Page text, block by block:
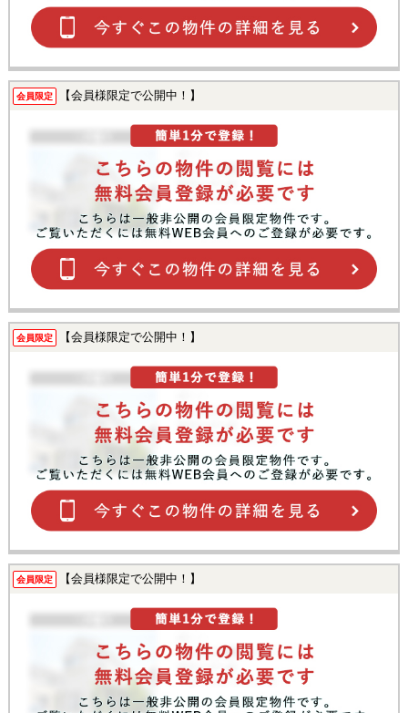
会員限定 【会員様限定で公開中！】
会員限定 【会員様限定で公開中！】
会員限定 【会員様限定で公開中！】